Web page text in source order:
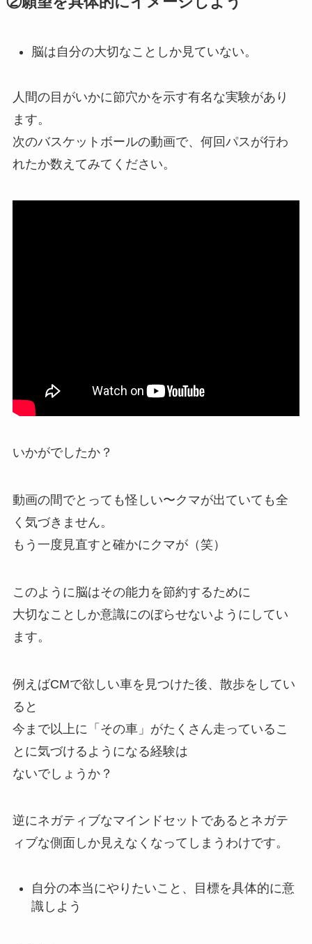
脳は自分の大切なことしか見ていない。
人間の目がいかに節穴かを示す有名な実験があり
ます。
次のバスケットボールの動画で、何回パスが行わ
れたか数えてみてください。
いかがでしたか？
動画の間でとっても怪しい〜クマが出ていても全
く気づきません。
もう一度見直すと確かにクマが（笑）
このように脳はその能力を節約するために
大切なことしか意識にのぼらせないようにしてい
ます。
例えばCMで欲しい車を見つけた後、散歩をしてい
ると
今まで以上に「その車」がたくさん走っているこ
とに気づけるようになる経験は
ないでしょうか？
逆にネガティブなマインドセットであるとネガテ
ィブな側面しか見えなくなってしまうわけです。
自分の本当にやりたいこと、目標を具体的に意
識しよう